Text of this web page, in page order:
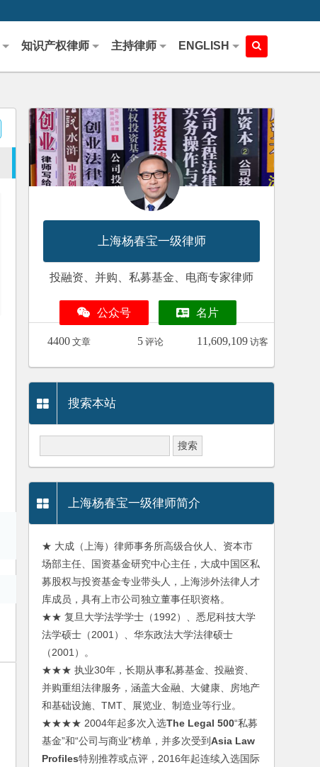
知识产权律师 主持律师 ENGLISH
上海杨春宝一级律师
投融资、并购、私募基金、电商专家律师
公众号 名片
4400 文章 5 评论 11,609,109 访客
搜索本站
上海杨春宝一级律师简介
★ 大成（上海）律师事务所高级合伙人、资本市
场部主任、国资基金研究中心主任，大成中国区私
募股权与投资基金专业带头人，上海涉外法律人才
库成员，具有上市公司独立董事任职资格。
★★ 复旦大学法学学士（1992）、悉尼科技大学
法学硕士（2001）、华东政法大学法律硕士
（2001）。
★★★ 执业30年，长期从事私募基金、投融资、
并购重组法律服务，涵盖大金融、大健康、房地产
和基础设施、TMT、展览业、制造业等行业。
★★★★ 2004年起多次入选The Legal 500“私募
基金”和“公司与商业”榜单，并多次受到Asia Law
Profiles特别推荐或点评，2016年起连续入选国际